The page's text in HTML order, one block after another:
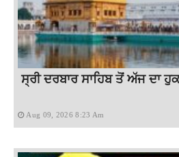
ਸ੍ਰੀ ਦਰਬਾਰ ਸਾਹਿਬ ਤੋਂ ਅੱਜ ਦਾ
Aug 09, 2026 8:23 Am